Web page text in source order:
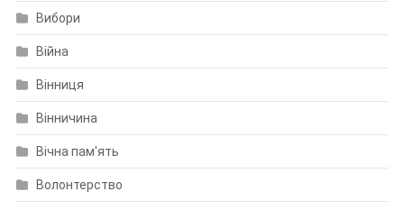
Вибори
Війна
Вінниця
Вінничина
Вічна пам'ять
Волонтерство